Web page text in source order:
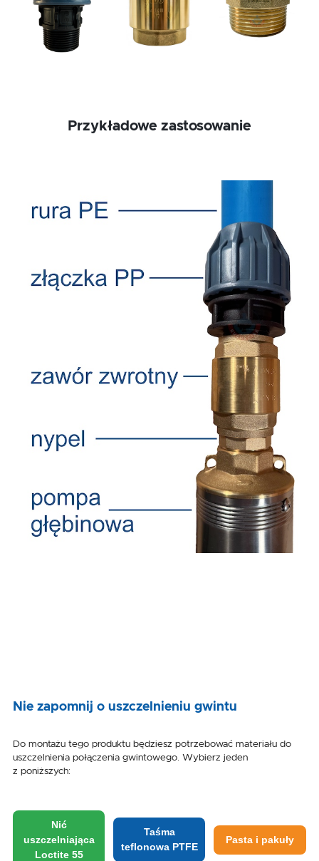
Przykładowe zastosowanie
Nie zapomnij o uszczelnieniu gwintu
Do montażu tego produktu będziesz potrzebować materiału do
uszczelnienia połączenia gwintowego. Wybierz jeden
z poniższych:
Nić
uszczelniająca
Loctite 55
Taśma
teflonowa PTFE
Pasta i pakuły